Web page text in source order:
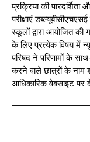
प्रक्रिया की पारदर्शिता
परीक्षाएं
स्कूलों द्वारा आयोजित की
के लिए प्रत्येक विषय में
परिषद ने परिणामों के
करने वाले छात्रों के नाम
आधिकारिक वेबसाइट